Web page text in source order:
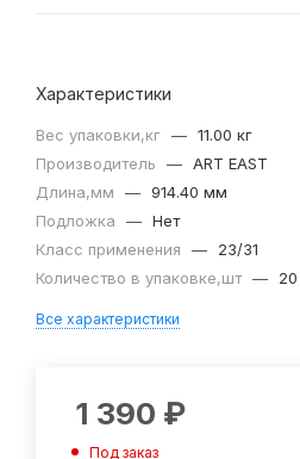
Характеристики
Вес упаковки,кг — 11.00 кг
Производитель
— ART EAST
Длина,мм
— 914.40 мм
Подложка
— Нет
Класс применения
—
23/31
Количество в упаковке,шт —
Все характеристики
1 390 ₽
Под заказ